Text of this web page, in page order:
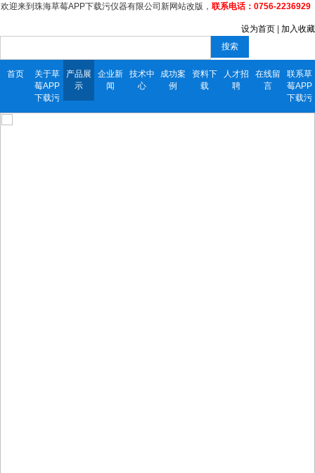
欢迎来到珠海草莓APP下载污仪器有限公司新网站改版， 联系电话：0756-2236929
设为首页
加入收藏
搜索
首页
关于草
莓APP
下载污
产品展
示
企业新
闻
技术中
心
成功案
例
资料下
载
人才招
聘
在线留
言
联系草
莓APP
下载污